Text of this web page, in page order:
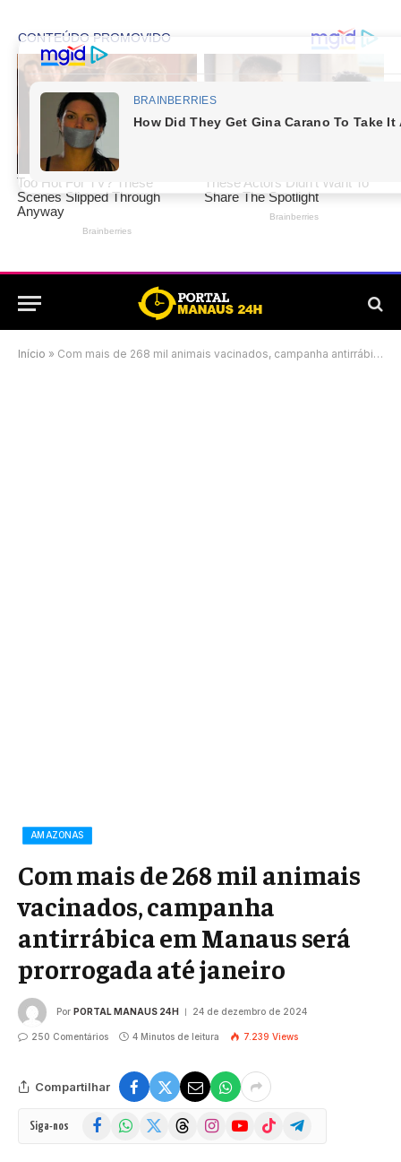
Início » Com mais de 268 mil animais vacinados, campanha antirrábica em Manaus será prorrogada até janeiro
AMAZONAS
Com mais de 268 mil animais
vacinados, campanha
antirrábica em Manaus será
prorrogada até janeiro
Por PORTAL MANAUS 24H 24 de dezembro de 2024
250 Comentários 4 Minutos de leitura 7.239 Views
Compartilhar
Siga-nos FacebookWhatsApp
(Twitter)
ThreadsInstagramYouTubeTikTok Telegram